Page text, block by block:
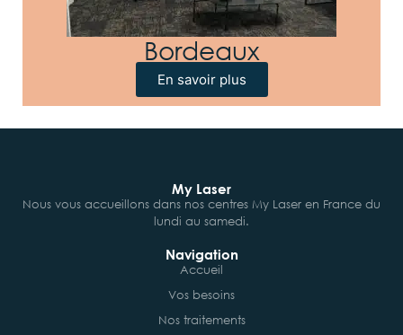
Bordeaux
En savoir plus
My Laser
Nous vous accueillons dans nos centres My Laser en France du
lundi au samedi.
Navigation
Accueil
Vos besoins
Nos traitements